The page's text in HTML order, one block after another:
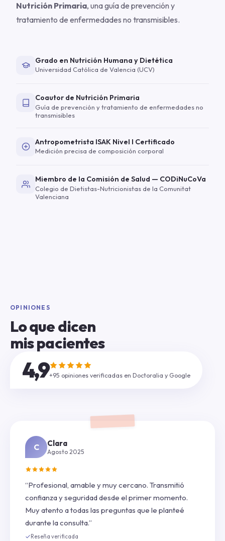
Nutrición Primaria, una guía de prevención y
tratamiento de enfermedades no transmisibles.
Grado en Nutrición Humana y Dietética
Universidad Católica de Valencia (UCV)
Coautor de Nutrición Primaria
Guía de prevención y tratamiento de enfermedades no
transmisibles
Antropometrista ISAK Nivel I Certificado
Medición precisa de composición corporal
Miembro de la Comisión de Salud — CODiNuCoVa
Colegio de Dietistas-Nutricionistas de la Comunitat
Valenciana
OPINIONES
Lo que dicen
mis pacientes
4,9+95 opiniones verificadas en Doctoralia y Google
C Clara
Agosto 2025
“Profesional, amable y muy cercano. Transmitió
confianza y seguridad desde el primer momento.
Muy atento a todas las preguntas que le planteé
durante la consulta.”
Reseña verificada